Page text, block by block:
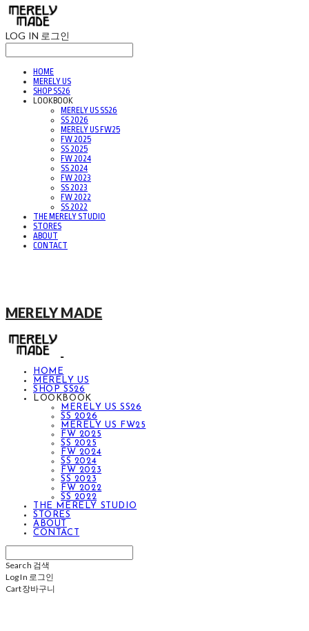
LOG IN 로그인
HOME
MERELY US
SHOP SS26
LOOKBOOK
MERELY US SS26
SS 2026
MERELY US FW25
FW 2025
SS 2025
FW 2024
SS 2024
FW 2023
SS 2023
FW 2022
SS 2022
THE MERELY STUDIO
STORES
ABOUT
CONTACT
MERELY MADE
HOME
MERELY US
SHOP SS26
LOOKBOOK
MERELY US SS26
SS 2026
MERELY US FW25
FW 2025
SS 2025
FW 2024
SS 2024
FW 2023
SS 2023
FW 2022
SS 2022
THE MERELY STUDIO
STORES
ABOUT
CONTACT
Search 검색
Log In 로그인
Cart장바구니